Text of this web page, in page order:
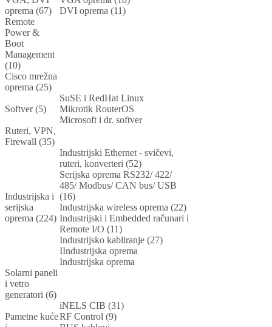
oprema (67)
DVI oprema (11)
Remote
Power &
Boot
Management
(10)
Cisco mrežna
oprema (25)
Softver (5)
SuSE i RedHat Linux
Mikrotik RouterOS
Microsoft i dr. softver
Ruteri, VPN,
Firewall (35)
Industrijska i
serijska
oprema (224)
Industrijski Ethernet - svičevi,
ruteri, konverteri (52)
Serijska oprema RS232/ 422/
485/ Modbus/ CAN bus/ USB
(16)
Industrijska wireless oprema (22)
Industrijski i Embedded računari i
Remote I/O (11)
Industrijsko kabliranje (27)
IIndustrijska oprema
Industrijska oprema
Solarni paneli
i vetro
generatori (6)
Pametne kuće
iNELS CIB (31)
RF Control (9)